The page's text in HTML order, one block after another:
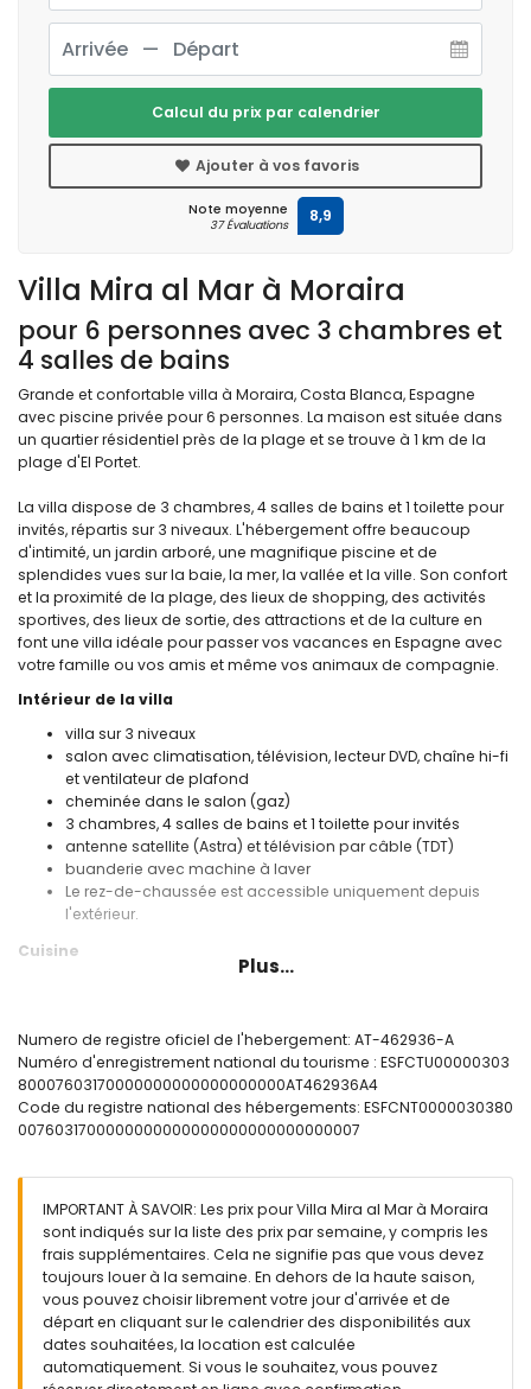
Villa Mira al Mar à Moraira
pour 6 personnes avec 3 chambres et
4 salles de bains
Grande et confortable villa à Moraira, Costa Blanca, Espagne
avec piscine privée pour 6 personnes. La maison est située dans
un quartier résidentiel près de la plage et se trouve à 1 km de la
plage d'El Portet.
La villa dispose de 3 chambres, 4 salles de bains et 1 toilette pour
invités, répartis sur 3 niveaux. L'hébergement offre beaucoup
d'intimité, un jardin arboré, une magnifique piscine et de
splendides vues sur la baie, la mer, la vallée et la ville. Son confort
et la proximité de la plage, des lieux de shopping, des activités
sportives, des lieux de sortie, des attractions et de la culture en
font une villa idéale pour passer vos vacances en Espagne avec
votre famille ou vos amis et même vos animaux de compagnie.
Intérieur de la villa
villa sur 3 niveaux
salon avec climatisation, télévision, lecteur DVD, chaîne hi-fi
et ventilateur de plafond
cheminée dans le salon (gaz)
3 chambres, 4 salles de bains et 1 toilette pour invités
antenne satellite (Astra) et télévision par câble (TDT)
buanderie avec machine à laver
Le rez-de-chaussée est accessible uniquement depuis
l'extérieur.
Cuisine
bouilloire électrique, mixeur, grille-pain et presse-agrumes
Chambres et salles de bains
chambre avec climatisation, canapé-lit et salle de bains
attenante
douche et toilettes
salle de bains avec lavabo simple, douche et toilettes
Extérieur de la villa
terrain clôturé
piscine privée en forme de rein mesurant 7m x 4m
jardin avec arbres et mobilier de jardin avec transats
2 terrasses dont 1 couverte
Plus...
Numero de registre oficiel de l'hebergement: AT-462936-A
Numéro d'enregistrement national du tourisme : ESFCTU00000303
80007603170000000000000000000AT462936A4
Code du registre national des hébergements: ESFCNT0000030380
0076031700000000000000000000000000007
IMPORTANT À SAVOIR: Les prix pour Villa Mira al Mar à Moraira
sont indiqués sur la liste des prix par semaine, y compris les
frais supplémentaires. Cela ne signifie pas que vous devez
toujours louer à la semaine. En dehors de la haute saison,
vous pouvez choisir librement votre jour d'arrivée et de
départ en cliquant sur le calendrier des disponibilités aux
dates souhaitées, la location est calculée
automatiquement. Si vous le souhaitez, vous pouvez
Calcul du prix par calendrier
Ajouter à vos favoris
Note moyenne
37 Évaluations 8,9